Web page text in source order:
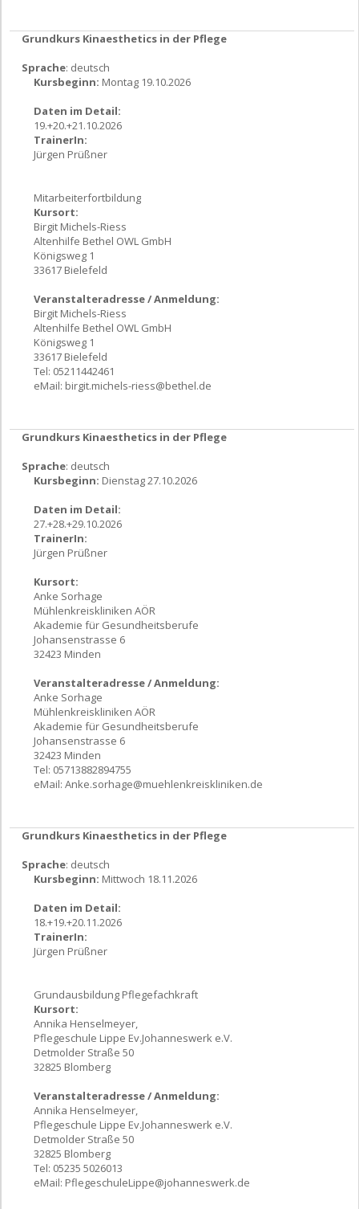
Grundkurs Kinaesthetics in der Pflege
Sprache: deutsch
Kursbeginn: Montag 19.10.2026
Daten im Detail:
19.+20.+21.10.2026
TrainerIn:
Jürgen Prüßner
Mitarbeiterfortbildung
Kursort:
Birgit Michels-Riess
Altenhilfe Bethel OWL GmbH
Königsweg 1
33617 Bielefeld
Veranstalteradresse / Anmeldung:
Birgit Michels-Riess
Altenhilfe Bethel OWL GmbH
Königsweg 1
33617 Bielefeld
Tel: 05211442461
eMail: birgit.michels-riess@bethel.de
Grundkurs Kinaesthetics in der Pflege
Sprache: deutsch
Kursbeginn: Dienstag 27.10.2026
Daten im Detail:
27.+28.+29.10.2026
TrainerIn:
Jürgen Prüßner
Kursort:
Anke Sorhage
Mühlenkreiskliniken AÖR
Akademie für Gesundheitsberufe
Johansenstrasse 6
32423 Minden
Veranstalteradresse / Anmeldung:
Anke Sorhage
Mühlenkreiskliniken AÖR
Akademie für Gesundheitsberufe
Johansenstrasse 6
32423 Minden
Tel: 05713882894755
eMail: Anke.sorhage@muehlenkreiskliniken.de
Grundkurs Kinaesthetics in der Pflege
Sprache: deutsch
Kursbeginn: Mittwoch 18.11.2026
Daten im Detail:
18.+19.+20.11.2026
TrainerIn:
Jürgen Prüßner
Grundausbildung Pflegefachkraft
Kursort:
Annika Henselmeyer,
Pflegeschule Lippe Ev.Johanneswerk e.V.
Detmolder Straße 50
32825 Blomberg
Veranstalteradresse / Anmeldung:
Annika Henselmeyer,
Pflegeschule Lippe Ev.Johanneswerk e.V.
Detmolder Straße 50
32825 Blomberg
Tel: 05235 5026013
eMail: PflegeschuleLippe@johanneswerk.de